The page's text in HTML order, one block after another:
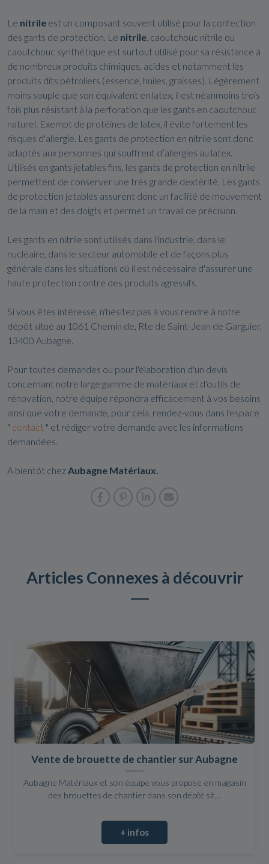
Le nitrile est un composant souvent utilisé pour la confection
des gants de protection. Le nitrile , caoutchouc nitrile ou
caoutchouc synthétique est surtout utilisé pour sa résistance à
de nombreux produits chimiques, acides et notamment les
produits dits pétroliers (essence, huiles, graisses). Légèrement
moins souple que son équivalent en latex, il est néanmoins trois
fois plus résistant à la perforation que les gants en caoutchouc
naturel. Exempt de protéines de latex, il évite fortement les
risques d'allergie. Les gants de protection en nitrile sont donc
adaptés aux personnes qui souffrent d’allergies au latex.
Utilisés en gants jetables fins, les gants de protection en nitrile
permettent de conserver une très grande dextérité. Les gants
de protection jetables assurent donc un facilité de mouvement
de la main et des doigts et permet un travail de précision.
Les gants en nitrile sont utilisés dans l'industrie, dans le
nucléaire, dans le secteur automobile et de façons plus
générale dans les situations où il est nécessaire d'assurer une
haute protection contre des produits agressifs.
Si vous êtes intéressé, n'hésitez pas à vous rendre à notre
dépôt situé au 1061 Chemin de, Rte de Saint-Jean de Garguier,
13400 Aubagne.
Pour toutes demandes ou pour l'élaboration d'un devis
concernant notre large gamme de matériaux et d'outils de
rénovation, notre équipe répondra efficacement à vos besoins
ainsi que votre demande, pour cela, rendez-vous dans l'espace
" contact " et rédiger votre demande avec les informations
demandées.
A bientôt chezAubagne Matériaux.
Articles Connexes à découvrir
Vente de brouette de chantier sur Aubagne
Aubagne Matériaux et son équipe vous propose en magasin
des brouettes de chantier dans son dépôt sit...
+ infos